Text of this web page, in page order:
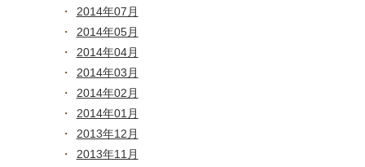
2014年07月
2014年05月
2014年04月
2014年03月
2014年02月
2014年01月
2013年12月
2013年11月